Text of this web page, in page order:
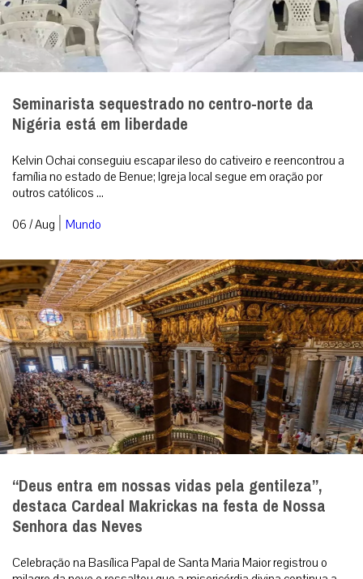
Seminarista sequestrado no centro-norte da
Nigéria está em liberdade
Kelvin Ochai conseguiu escapar ileso do cativeiro e reencontrou a
família no estado de Benue; Igreja local segue em oração por
outros católicos ...
06 / Aug | Mundo
“Deus entra em nossas vidas pela gentileza”,
destaca Cardeal Makrickas na festa de Nossa
Senhora das Neves
Celebração na Basílica Papal de Santa Maria Maior registrou o